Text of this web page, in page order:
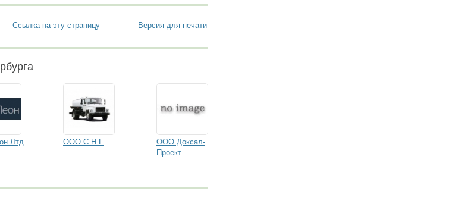
Ссылка на эту страницу Версия для печати
Лтд ООО С.Н.Г.
ООО Доксал-
Проект